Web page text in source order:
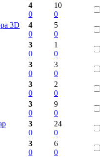
4
0
10
0
3D
4
0
5
0
3
0
1
0
3
0
3
0
3
0
2
0
3
0
9
0
3
0
24
0
3
0
6
0